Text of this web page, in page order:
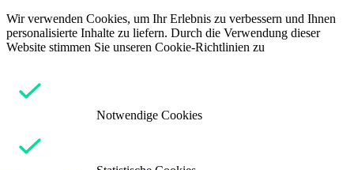
Wir verwenden Cookies, um Ihr Erlebnis zu verbessern und Ihnen
personalisierte Inhalte zu liefern. Durch die Verwendung dieser
Website stimmen Sie unseren Cookie-Richtlinien zu
Notwendige Cookies